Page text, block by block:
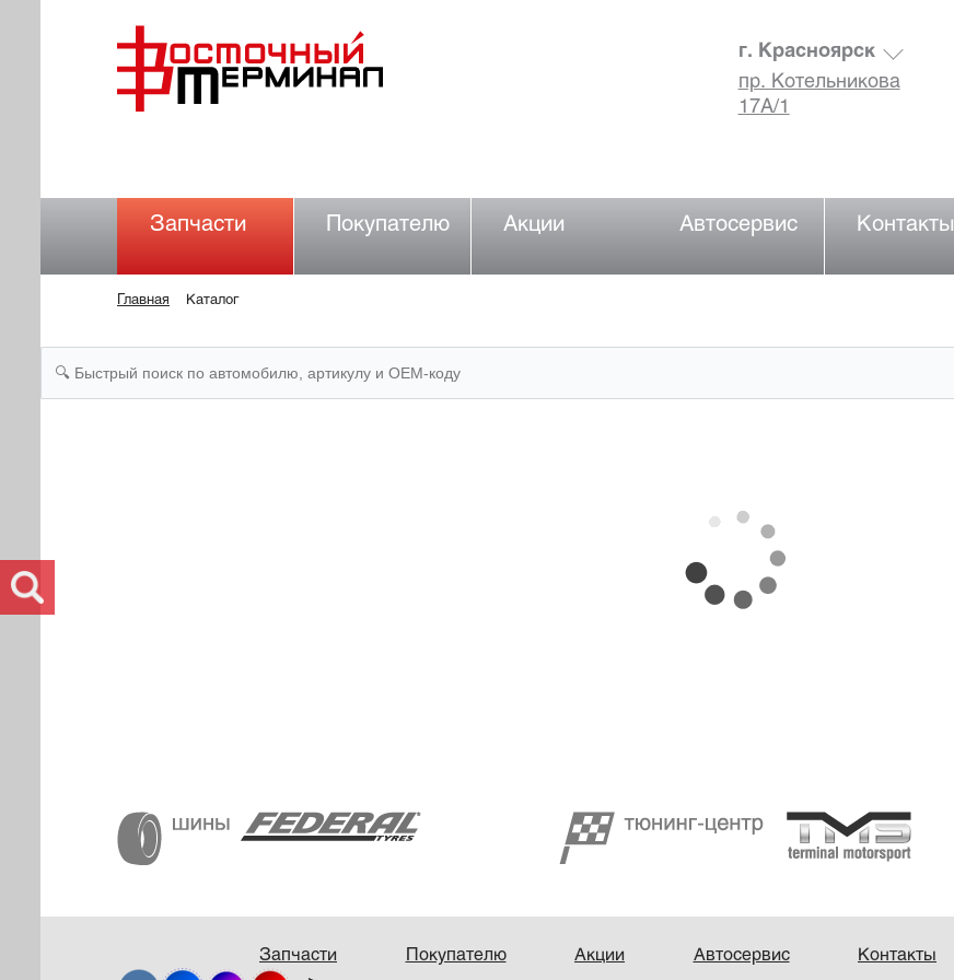
г. Красноярск
пр. Котельникова
17А/1
Запчасти Покупателю Акции Автосервис Контакты
Главная Каталог
Запчасти Покупателю Акции Автосервис Контакты